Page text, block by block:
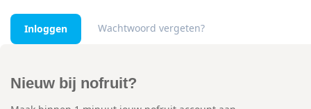
Wachtwoord vergeten?
Nieuw bij nofruit?